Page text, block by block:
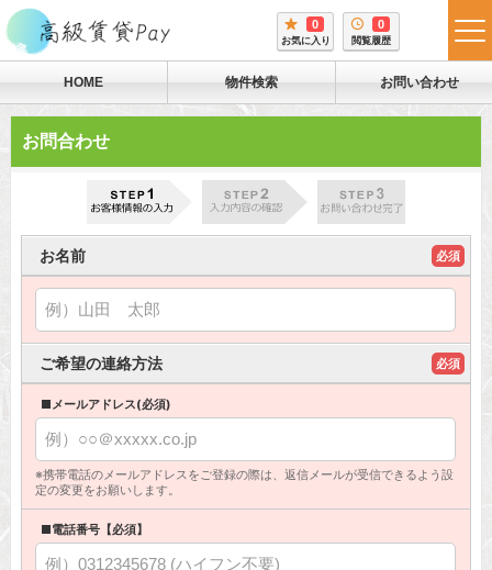
0
お気に入り
0
閲覧履歴
HOME 物件検索 お問い合わせ
お問合わせ
お名前 必須
ご希望の連絡方法 必須
■メールアドレス(必須)
※携帯電話のメールアドレスをご登録の際は、返信メールが受信できるよう設
定の変更をお願いします。
■電話番号【必須】